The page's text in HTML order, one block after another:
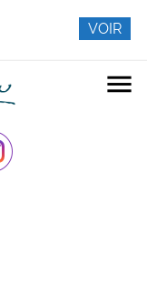
menu
VOIR